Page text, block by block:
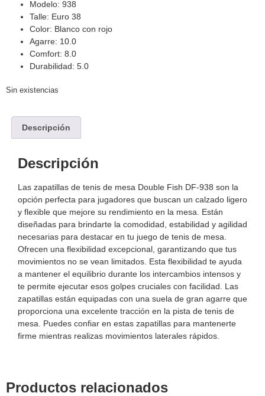
Modelo: 938
Talle: Euro 38
Color: Blanco con rojo
Agarre: 10.0
Comfort: 8.0
Durabilidad: 5.0
Sin existencias
Descripción
Descripción
Las zapatillas de tenis de mesa Double Fish DF-938 son la
opción perfecta para jugadores que buscan un calzado ligero
y flexible que mejore su rendimiento en la mesa. Están
diseñadas para brindarte la comodidad, estabilidad y agilidad
necesarias para destacar en tu juego de tenis de mesa.
Ofrecen una flexibilidad excepcional, garantizando que tus
movimientos no se vean limitados. Esta flexibilidad te ayuda
a mantener el equilibrio durante los intercambios intensos y
te permite ejecutar esos golpes cruciales con facilidad. Las
zapatillas están equipadas con una suela de gran agarre que
proporciona una excelente tracción en la pista de tenis de
mesa. Puedes confiar en estas zapatillas para mantenerte
firme mientras realizas movimientos laterales rápidos.
Productos relacionados